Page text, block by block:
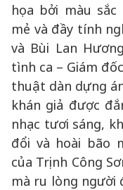
họa bởi màu
mẻ và đầy tính
và Bùi Lan
tình ca – Giám
thuật dàn dựng
khán giả được
nhạc tươi sáng,
đổi và hoài bão
của Trịnh Công
mà ru lòng người